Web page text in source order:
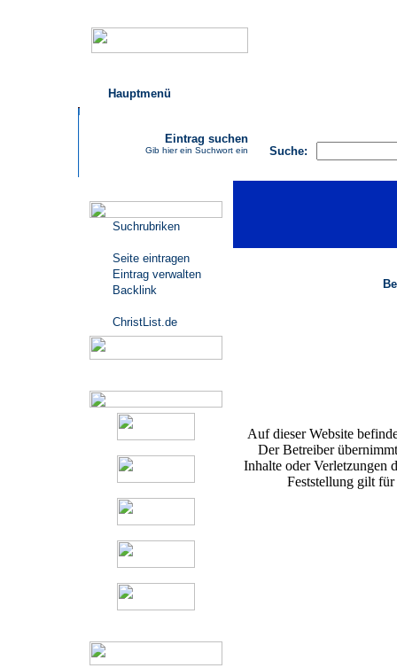
Hauptmenü
Suche:
Eintrag suchen
Gib hier ein Suchwort ein
Suchrubriken
Seite eintragen
Eintrag verwalten
Backlink
ChristList.de
Auf dieser Website
Der Betreiber
Inhalte oder Verletzungen
Feststellung gilt für